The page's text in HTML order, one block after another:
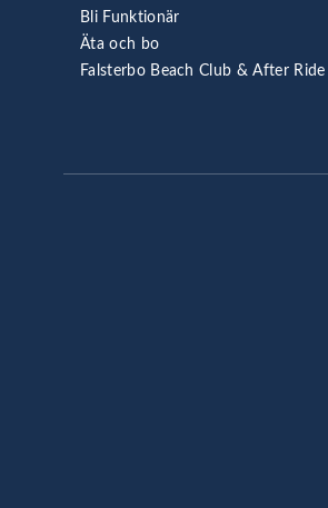
Bli Funktionär
Äta och bo
Falsterbo Beach Club & After Ride